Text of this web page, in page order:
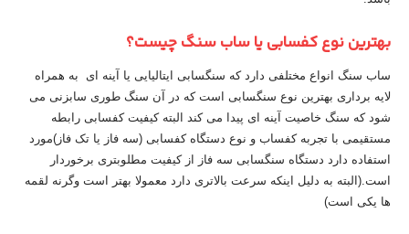
بهترین نوع کفسابی یا ساب سنگچیست؟
ساب سنگ انواع مختلفی دارد که سنگسابی ایتالیایی یا آینه ای به همراه
لایه برداری بهترین نوع سنگسابی است که در آن سنگ طوری سابزنی می
شود که سنگ خاصیت آینه ای پیدا می کند البته کیفیت کفسابی رابطه
مستقیمی با تجربه کفساب و نوع دستگاه کفسابی (سه فاز یا تک فاز)مورد
استفاده دارد دستگاه سنگسابی سه فاز از کیفیت مطلوبتری برخوردار
است.(البته به دلیل اینکه سرعت بالاتری دارد معمولا بهتر است وگرنه لقمه
ها یکی است)